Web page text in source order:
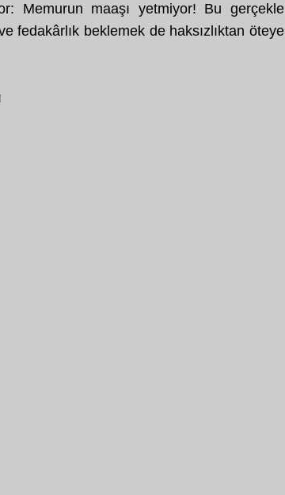
Memurun maaşı yetmiyor! Bu gerçekle
fedakârlık beklemek de haksızlıktan öteye